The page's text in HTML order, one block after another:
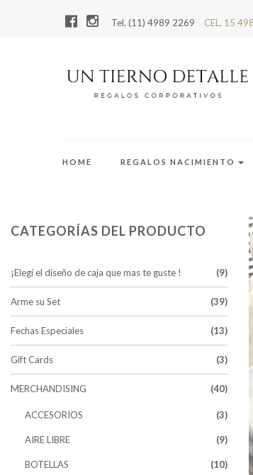
Tel. (11) 4989 2269 CEL. 15
HOME REGALOS NACIMIENTO
CATEGORÍAS DEL PRODUCTO
¡Elegí el diseño de caja que mas te guste ! (9)
Arme su Set (39)
Fechas Especiales (13)
Gift Cards (3)
MERCHANDISING (40)
ACCESORIOS (3)
AIRE LIBRE (9)
BOTELLAS (10)